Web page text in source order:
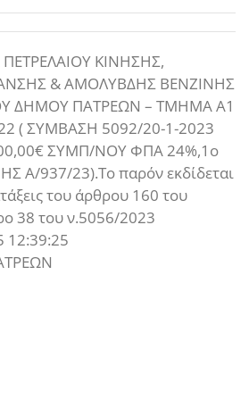
ΚΙΝΗΣΗΣ,
& ΑΜΟΛΥΒΔΗΣ ΒΕΝΖΙΝΗΣ
ΔΗΜΟΥ ΠΑΤΡΕΩΝ – ΤΜΗΜΑ Α1
( ΣΥΜΒΑΣΗ 5092/20-1-2023
ΣΥΜΠ/ΝΟΥ ΦΠΑ 24%,1o
Α/937/23).Το παρόν εκδίδεται
του άρθρου 160 του
38 του ν.5056/2023
12:39:25